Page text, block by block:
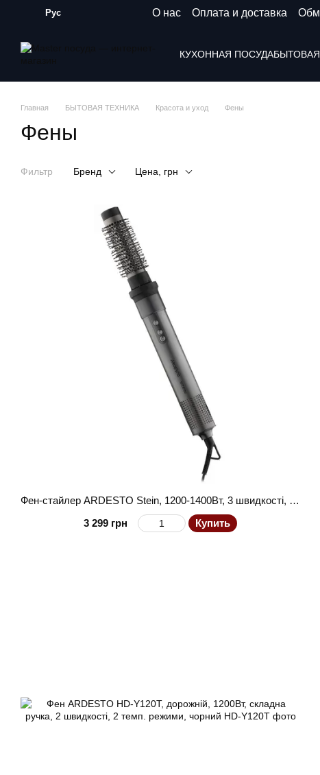
Перейти к основному контенту
Рус О нас Оплата и доставка
КУХОННАЯ ПОСУДА
Главная БЫТОВАЯ ТЕХНИКА Красота и уход Фены
Фены
Фильтр Бренд Цена, грн
Фен-стайлер ARDESTO Stein, 1200-1400Вт, 3 швидкості, 3 темп.режими, іонизація, сірий
3 299 грн
Купить